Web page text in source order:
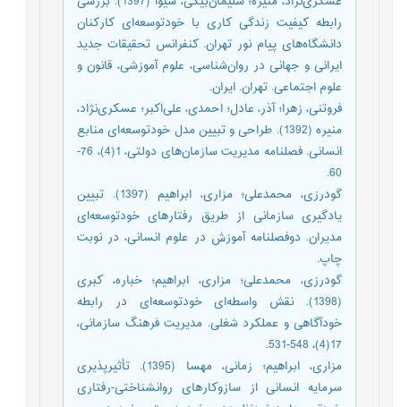
رابطه کیفیت زندگی کاری با خودتوسعه‌ای کارکنان
دانشگاه‌های پیام نور تهران. کنفرانس تحقیقات جدید
ایرانی و جهانی در روان‌شناسی، علوم آموزشی، قانون و
علوم اجتماعی. تهران. ایران.
فروتنی، زهرا؛ آذر، عادل؛ احمدی، علی‌اکبر؛ عسکری‌نژاد،
منیره (1392). طراحی و تبیین مدل خودتوسعه‌ای منابع
انسانی. فصلنامه مدیریت سازمان‌های دولتی، 1(4)، 76-
60.
گودرزی، محمدعلی؛ مزاری، ابراهیم (1397). تبیین
یادگیری سازمانی از طریق رفتارهای خودتوسعه‌ای
مدیران. دوفصلنامه آموزش در علوم انسانی، در نوبت
چاپ.
گودرزی، محمدعلی؛ مزاری، ابراهیم؛ خباره، کبری
(1398). نقش واسطه‌ای خودتوسعه‌ای در رابطه
خودآگاهی و عملکرد شغلی. مدیریت فرهنگ سازمانی،
17(4)، 548-531.
مزاری، ابراهیم؛ زمانی، مهسا (1395). تأثیرپذیری
سرمایه انسانی از سازوکارهای روانشناختی-رفتاری